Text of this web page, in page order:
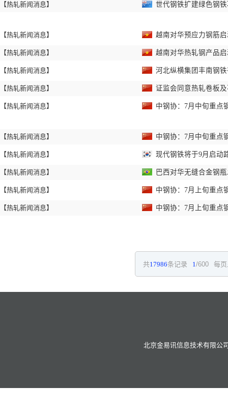
【热轧新闻消息】
【热轧新闻消息】
【热轧新闻消息】
【热轧新闻消息】
【热轧新闻消息】
【热轧新闻消息】
【热轧新闻消息】
【热轧新闻消息】
【热轧新闻消息】
【热轧新闻消息】
【热轧新闻消息】
世代钢铁扩建绿色钢
越南对华预应力钢筋
越南对华热轧钢产品
河北纵横集团丰南钢
证监会同意热轧卷板
中钢协：7月中旬重点
中钢协：7月中旬重点
现代钢铁将于9月启动
巴西对华无缝合金钢
中钢协：7月上旬重点
中钢协：7月上旬重点
共17986条记录 1/600 每
北京金易讯信息技术有限公